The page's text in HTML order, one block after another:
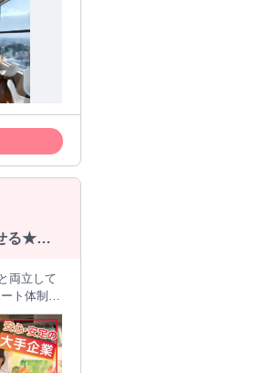
ステッ
環境です
の1杯
る★待
立して
ト体制！
さんも多
ーク後は